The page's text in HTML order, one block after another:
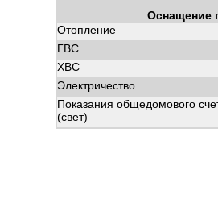
Оснащение
Отопление
ГВС
ХВС
Электричество
Показания общедомового
(свет)